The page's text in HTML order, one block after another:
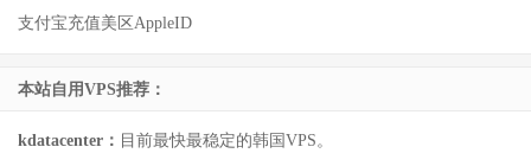
支付宝充值美区AppleID
本站自用VPS推荐：
kdatacenter： 目前最快最稳定的韩国VPS。